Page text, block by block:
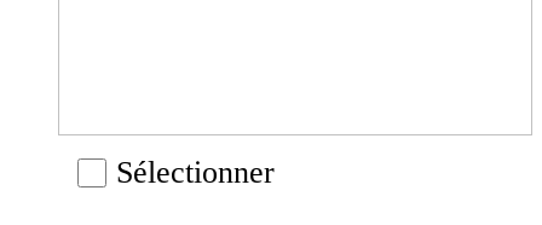
Sélectionner